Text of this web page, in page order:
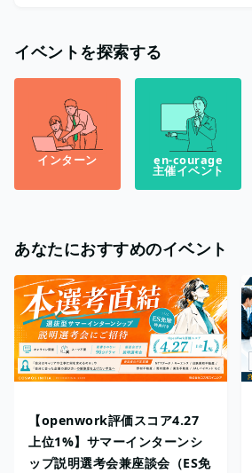
イベントを探索する
インターン en-courage
主催イベント
あなたにおすすめのイベント
【openwork評価スコア4.27
上位1%】サマーインターンシ
ップ説明選考会兼座談会（ES免